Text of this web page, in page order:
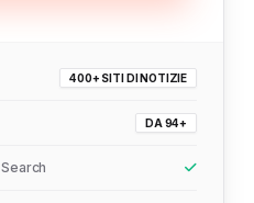
400+ SITI DI NOTIZIE
DA 94+